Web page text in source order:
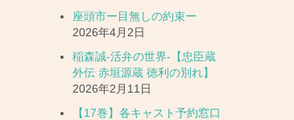
座頭市ー目無しの約束ー
2026年4月2日
稲森誠-活弁の世界-【忠臣蔵
外伝 赤垣源蔵 徳利の別れ】
2026年2月11日
【17巻】各キャスト予約窓口